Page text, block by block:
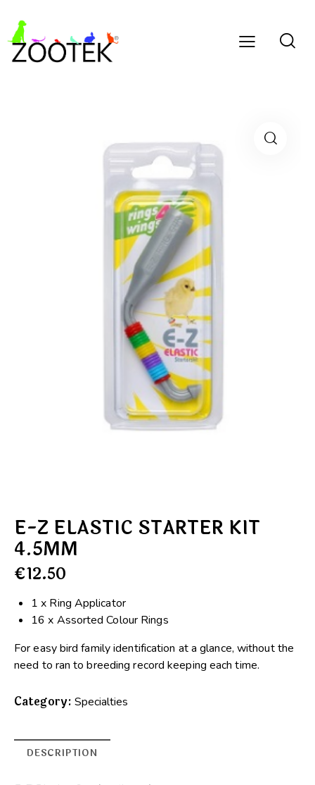
E-Z ELASTIC STARTER KIT
4.5MM
€12.50
1 x Ring Applicator
16 x Assorted Colour Rings
For easy bird family identification at a glance, without the
need to ran to breeding record keeping each time.
Category: Specialties
DESCRIPTION